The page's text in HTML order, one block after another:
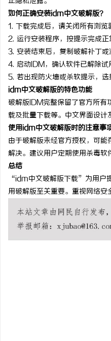
如何正确安装idm中文破解版？
1. 下载完成后，请关闭所有浏览
2. 运行安装程序，按提示完成正
3. 安装结束后，复制破解补丁或
4. 启动IDM，确认软件已解除试
5. 若出现防火墙或杀软提示，选
idm中文破解版的特色功能
破解版IDM完整保留了官方所有
载及批量下载等。中文界面设
使用idm中文破解版时的注意事
由于破解版未经官方授权，可
解决。建议用户定期使用杀毒
总结
“idm中文破解版下载”为用户
用破解版至关重要。重视网络